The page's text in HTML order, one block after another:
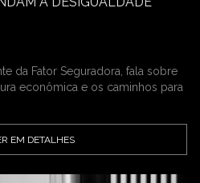
da Fator Seguradora, fala sobre
econômica e os caminhos para
EM DETALHES